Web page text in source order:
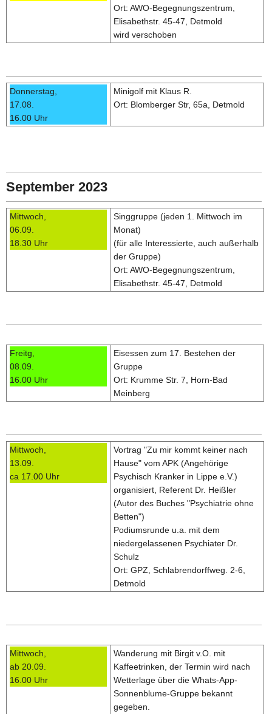
Ort: AWO-Begegnungszentrum,
Elisabethstr. 45-47, Detmold
wird verschoben
Donnerstag,
17.08.
16.00 Uhr
Minigolf mit Klaus R.
Ort: Blomberger Str, 65a, Detmold
September 2023
Mittwoch,
06.09.
18.30 Uhr
Singgruppe (jeden 1. Mittwoch im
Monat)
(für alle Interessierte, auch außerhalb
der Gruppe)
Ort: AWO-Begegnungszentrum,
Elisabethstr. 45-47, Detmold
Freitg,
08.09.
16.00 Uhr
Eisessen zum 17. Bestehen der
Gruppe
Ort: Krumme Str. 7, Horn-Bad
Meinberg
Mittwoch,
13.09.
ca 17.00 Uhr
Vortrag "Zu mir kommt keiner nach
Hause" vom APK (Angehörige
Psychisch Kranker in Lippe e.V.)
organisiert, Referent Dr. Heißler
(Autor des Buches "Psychiatrie ohne
Betten")
Podiumsrunde u.a. mit dem
niedergelassenen Psychiater Dr.
Schulz
Ort: GPZ, Schlabrendorffweg. 2-6,
Detmold
Mittwoch,
ab 20.09.
16.00 Uhr
Wanderung mit Birgit v.O. mit
Kaffeetrinken, der Termin wird nach
Wetterlage über die Whats-App-
Sonnenblume-Gruppe bekannt
gegeben.